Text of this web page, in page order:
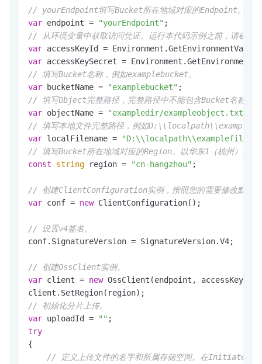
// yourEndpoint填写Bucket所在地域对应的Endpoint。
var endpoint = "yourEndpoint"
// 从环境变量中获取访问凭证。运行本代码示例之前，请确保已
var accessKeyId =
var accessKeySecret =
// 填写Bucket名称，例如examplebucket。
var bucketName = "examplebucket"
// 填写Object完整路径，完整路径中不能包含Bucket名称
var objectName = "exampledir/exampleobject.txt"
// 填写本地文件完整路径，例如
var localFilename =
// 填写Bucket所在地域对应的Region。以华东1（杭州）为
const
string region = "cn-hangzhou" ;
// 创建ClientConfiguration实例，按照您的需要修改默认参
var conf = new ClientConfiguration();
// 设置v4签名。
conf.SignatureVersion = SignatureVersion.V4;
// 创建OssClient实例。
var client = new OssClient(endpoint, accessKeyId,
// 初始化分片上传。
var uploadId = ""
try
{
// 定义上传文件的名字和所属存储空间。在